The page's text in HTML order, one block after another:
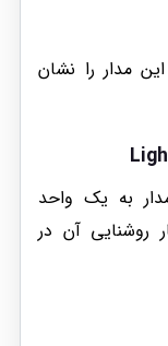
مدار را نشان
به یک واحد
روشنایی آن در